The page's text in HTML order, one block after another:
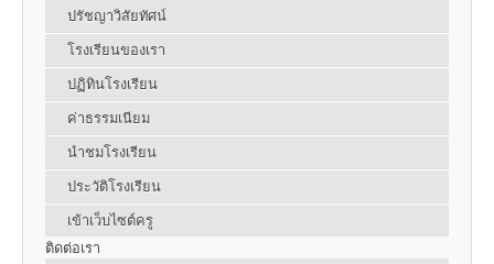
ปรัชญาวิสัยทัศน์
โรงเรียนของเรา
ปฏิทินโรงเรียน
ค่าธรรมเนียม
นำชมโรงเรียน
ประวัติโรงเรียน
เข้าเว็บไซต์ครู
ติดต่อเรา